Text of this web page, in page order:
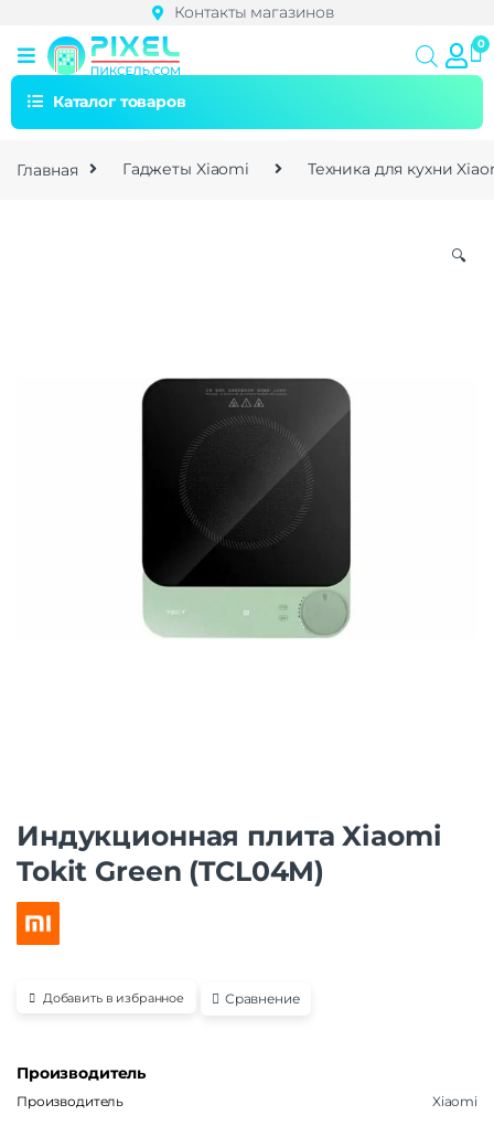
Контакты магазинов
Каталог товаров
Главная Гаджеты Xiaomi Техника для кухни
🔍
Индукционная плита Xiaomi
Tokit Green (TCL04M)
Добавить в избранное Сравнение
Производитель
Производитель Xiaomi